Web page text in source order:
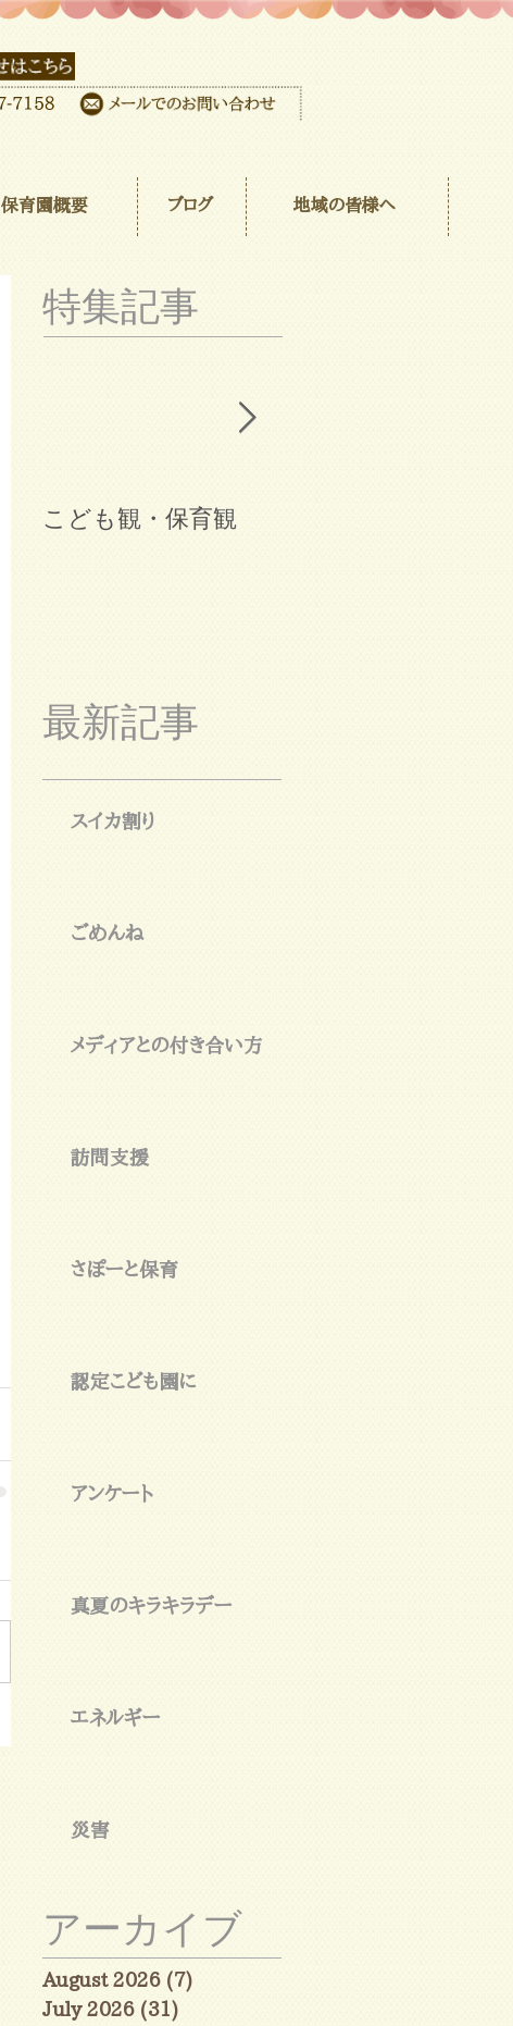
保育園概要 ブログ 地域の皆様へ
特集記事
こども観・保育観
最新記事
スイカ割り
ごめんね
メディアとの付き合い方
訪問支援
さぽーと保育
認定こども園に
アンケート
真夏のキラキラデー
エネルギー
災害
アーカイブ
August 2026 (7)
July 2026 (31)